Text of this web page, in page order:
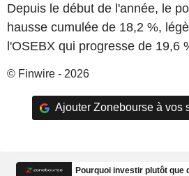
Depuis le début de l'année, le
hausse cumulée de 18,2 %,
l'OSEBX qui progresse de 19,6
© Finwire - 2026
Ajouter Zonebourse à vos